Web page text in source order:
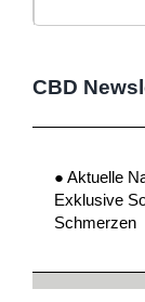
CBD
● Aktuelle
Exklusive
Schmerzen